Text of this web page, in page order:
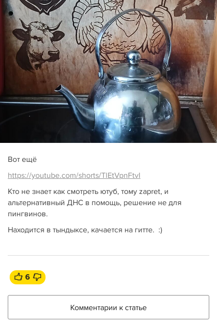
Вот ещё
https://youtube.com/shorts/TlEtVpnFtvI
Кто не знает как смотреть ютуб, тому zapret, и
альтернативный ДНС в помощь, решение не для
пингвинов.
Находится в тындыксе, качается на гитте. :)
6
Комментарии к статье